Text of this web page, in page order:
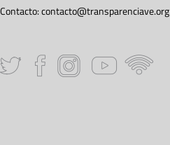
Contacto:contacto@transparenciave.org